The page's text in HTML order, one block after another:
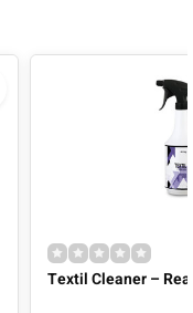
Textil Cleaner –